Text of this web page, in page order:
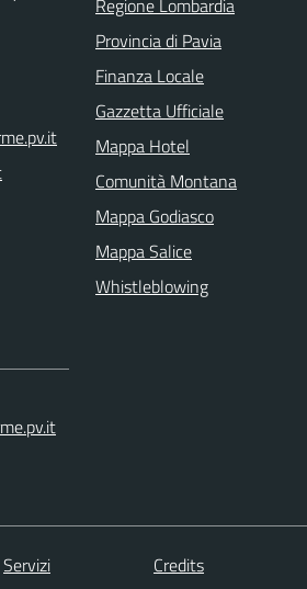
Provincia di Pavia
Finanza Locale
Gazzetta Ufficiale
Mappa Hotel
Comunità Montana
Mappa Godiasco
Mappa Salice
Whistleblowing
Servizi Credits